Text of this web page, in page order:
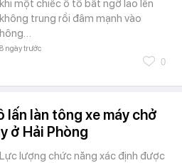
khi một chiếc ô tô bất ngờ lao lên
không trung rồi đâm mạnh vào
hông…
8 ngày trước
0
lấn làn tông xe máy chở
ở Hải Phòng
Lực lượng chức năng xác định được